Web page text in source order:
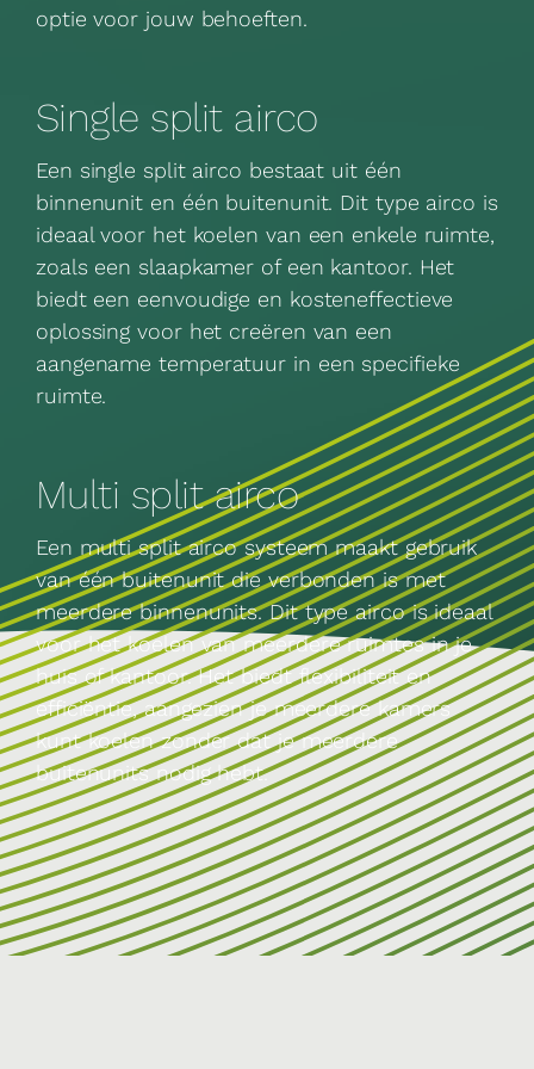
optie voor jouw behoeften.
Single split airco
Een single split airco bestaat uit één
binnenunit en één buitenunit. Dit type airco is
ideaal voor het koelen van een enkele ruimte,
zoals een slaapkamer of een kantoor. Het
biedt een eenvoudige en kosteneffectieve
oplossing voor het creëren van een
aangename temperatuur in een specifieke
ruimte.
Multi split airco
Een multi split airco systeem maakt gebruik
van één buitenunit die verbonden is met
meerdere binnenunits. Dit type airco is ideaal
voor het koelen van meerdere ruimtes in je
huis of kantoor. Het biedt flexibiliteit en
efficiëntie, aangezien je meerdere kamers
kunt koelen zonder dat je meerdere
buitenunits nodig hebt.